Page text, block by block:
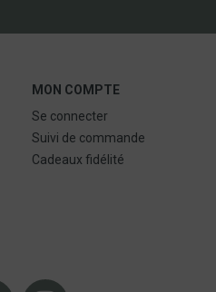
MON COMPTE
Se connecter
Suivi de commande
Cadeaux fidélité